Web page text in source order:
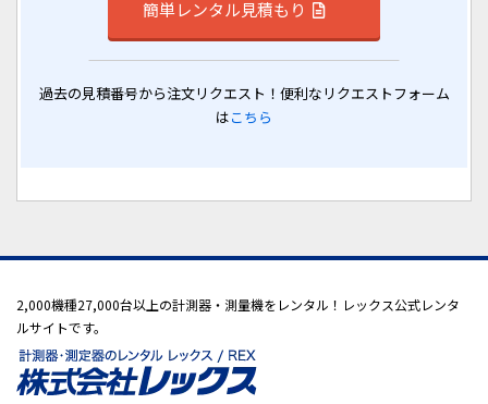
簡単レンタル見積もり
過去の見積番号から注文リクエスト！便利なリクエストフォーム
はこちら
2,000機種27,000台以上の計測器・測量機をレンタル！レックス公式レンタ
ルサイトです。